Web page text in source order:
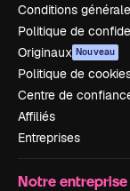
Conditions
Politique de
Originaux Nouveau
Politique de
Centre de
Affiliés
Entreprises
Notre entreprise